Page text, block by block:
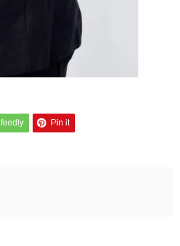
feedly Pin it